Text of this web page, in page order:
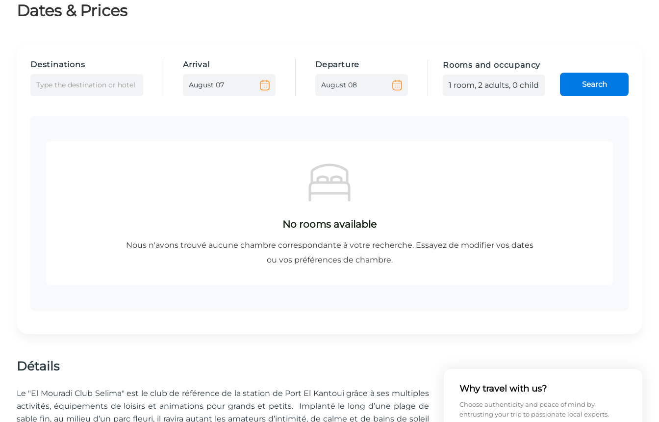
Dates & Prices
Destinations
Type the destination or hotel
Arrival Departure Rooms and occupancy
1 room, 2 adults, 0 child Search
Détails
Le "El Mouradi Club Selima" est le club de référence de la station de Port El Kantoui grâce à ses multiples
activités, équipements de loisirs et animations pour grands et petits. Implanté le long d’une plage de
sable fin, au milieu d’un parc fleuri, il ravira autant les amateurs d’intimité, de calme et de bains de soleil
Why travel with us?
Choose authenticity and peace of mind by
entrusting your trip to passionate local experts.